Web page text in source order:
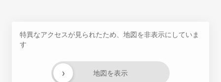
特異なアクセスが見られたため、地図を非表示にしていま
す
地図を表示
›